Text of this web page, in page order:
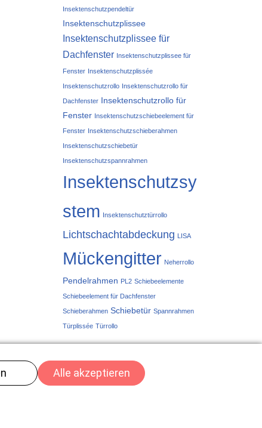
Insektenschutzpendeltür
Insektenschutzplissee
Insektenschutzplissee für
Dachfenster Insektenschutzplissee für
Fenster Insektenschutzplissée
Insektenschutzrollo Insektenschutzrollo für
Dachfenster Insektenschutzrollo für
Fenster Insektenschutzschiebeelement für
Fenster Insektenschutzschieberahmen
Insektenschutzschiebetür
Insektenschutzspannrahmen
Insektenschutzsy
stem Insektenschutztürrollo
Lichtschachtabdeckung LISA
Mückengitter Neherrollo
Pendelrahmen PL2 Schiebeelemente
Schiebeelement für Dachfenster
Schieberahmen Schiebetür Spannrahmen
Türplissée Türrollo